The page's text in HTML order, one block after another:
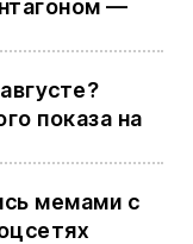
—
показа на
мемами с